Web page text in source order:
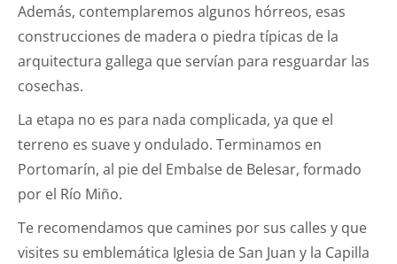
Además, contemplaremos algunos hórreos, esas
construcciones de madera o piedra típicas de la
arquitectura gallega que servían para resguardar las
cosechas.
La etapa no es para nada complicada, ya que el
terreno es suave y ondulado. Terminamos en
Portomarín, al pie del Embalse de Belesar, formado
por el Río Miño.
Te recomendamos que camines por sus calles y que
visites su emblemática Iglesia de San Juan y la Capilla